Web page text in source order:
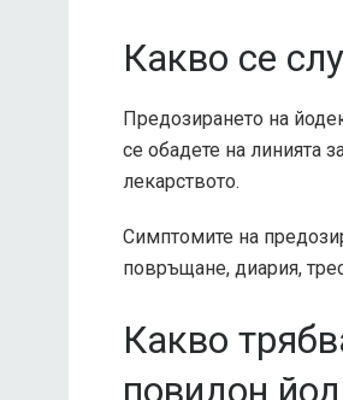
Какво се
Предозирането на
се обадете на линията
лекарството.
Симптомите на
повръщане, диария,
Какво
повидон